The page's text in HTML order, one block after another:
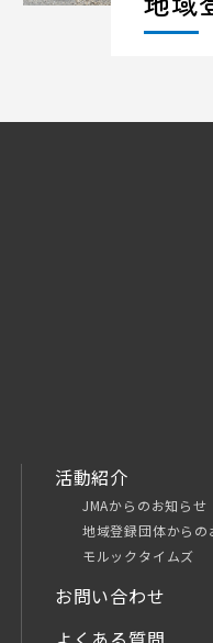
活動紹介
JMAからのお知らせ
地域登録団体からの
モルックタイムズ
お問い合わせ